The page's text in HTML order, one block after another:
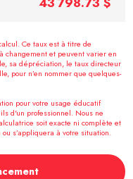
Ce taux est à titre de
changement et peuvent varier en
sa dépréciation, le taux directeur
pour n’en nommer que quelques-
pour votre usage éducatif
d'un professionnel. Nous ne
soit exacte ni complète et
s’appliquera à votre situation.